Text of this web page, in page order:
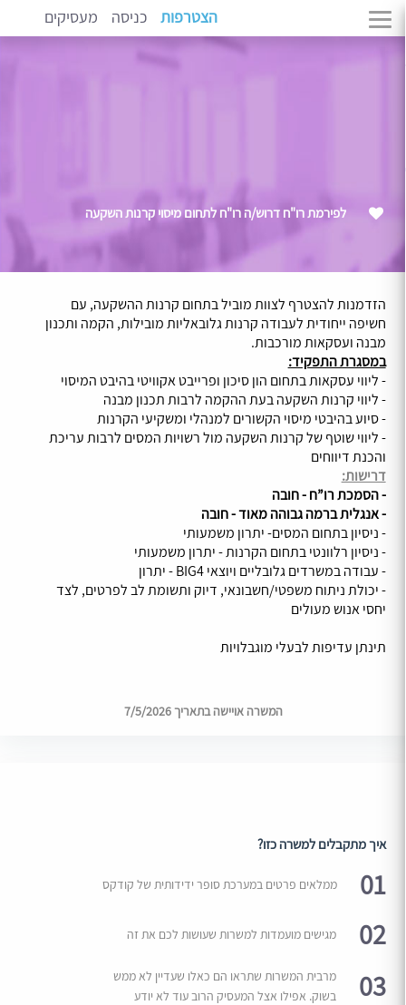
הצטרפות כניסה מעסיקים
לפירמת רו"ח דרוש/ה רו"ח לתחום מיסוי קרנות השקעה
הזדמנות להצטרף לצוות מוביל בתחום קרנות ההשקעה, עם
חשיפה ייחודית לעבודה קרנות גלובאליות מובילות, הקמה ותכנון
מבנה ועסקאות מורכבות.
במסגרת התפקיד:
- ליווי עסקאות בתחום הון סיכון ופרייבט אקוויטי בהיבט המיסוי
- ליווי קרנות השקעה בעת ההקמה לרבות תכנון מבנה
- סיוע בהיבטי מיסוי הקשורים למנהלי ומשקיעי הקרנות
- ליווי שוטף של קרנות השקעה מול רשויות המסים לרבות עריכת
והכנת דיווחים
דרישות:
- הסמכת רו”ח - חובה
- אנגלית ברמה גבוהה מאוד - חובה
- ניסיון בתחום המסים- יתרון משמעותי
- ניסיון רלוונטי בתחום הקרנות - יתרון משמעותי
- עבודה במשרדים גלובליים ויוצאי BIG4 - יתרון
- יכולת ניתוח משפטי/חשבונאי, דיוק ותשומת לב לפרטים, לצד
יחסי אנוש מעולים
תינתן עדיפות לבעלי מוגבלויות
המשרה אויישה בתאריך 7/5/2026
איך מתקבלים למשרה כזו?
01 ממלאים פרטים במערכת סופר ידידותית של קודקס
02 מגישים מועמדות למשרות שעושות לכם את זה
03
מרבית המשרות שתראו הם כאלו שעדיין לא ממש
בשוק. אפילו אצל המעסיק הרוב עוד לא יודע